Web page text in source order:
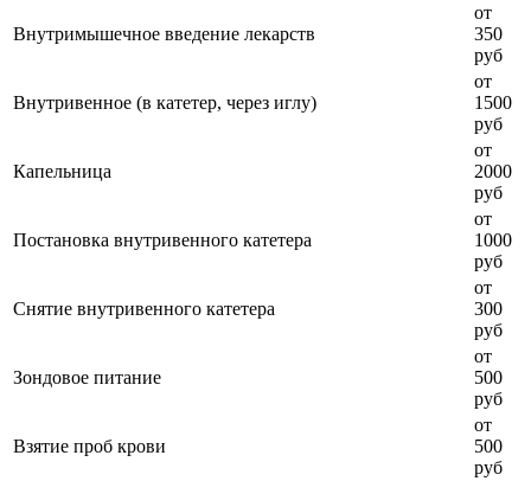
Внутримышечное введение лекарств
от
350
руб
Внутривенное (в катетер, через иглу)
от
1500
руб
Капельница
от
2000
руб
Постановка внутривенного катетера
от
1000
руб
Снятие внутривенного катетера
от
300
руб
Зондовое питание
от
500
руб
Взятие проб крови
от
500
руб